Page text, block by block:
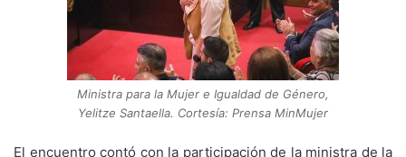
Ministra para la Mujer e Igualdad de Género,
Yelitze Santaella. Cortesía: Prensa MinMujer
El encuentro contó con la participación de la ministra de la